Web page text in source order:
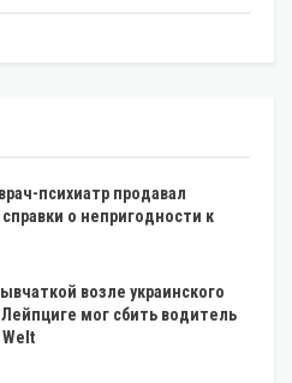
психиатр продавал
о непригодности к
возле украинского
мог сбить водитель